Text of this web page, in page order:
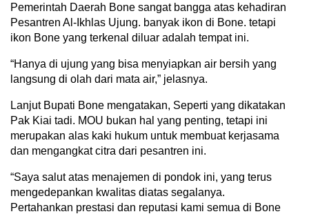
Pemerintah Daerah Bone sangat bangga atas kehadiran
Pesantren Al-Ikhlas Ujung. banyak ikon di Bone. tetapi
ikon Bone yang terkenal diluar adalah tempat ini.
“Hanya di ujung yang bisa menyiapkan air bersih yang
langsung di olah dari mata air,” jelasnya.
Lanjut Bupati Bone mengatakan, Seperti yang dikatakan
Pak Kiai tadi. MOU bukan hal yang penting, tetapi ini
merupakan alas kaki hukum untuk membuat kerjasama
dan mengangkat citra dari pesantren ini.
“Saya salut atas menajemen di pondok ini, yang terus
mengedepankan kwalitas diatas segalanya.
Pertahankan prestasi dan reputasi kami semua di Bone